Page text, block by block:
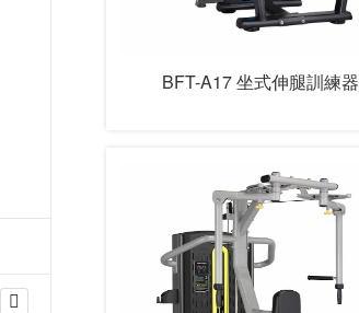
BFT-A17 坐式伸腿訓練器